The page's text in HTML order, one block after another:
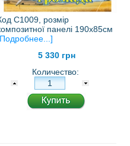
С1009, розмір
панелі 190х85см
5 330 грн
Количество: